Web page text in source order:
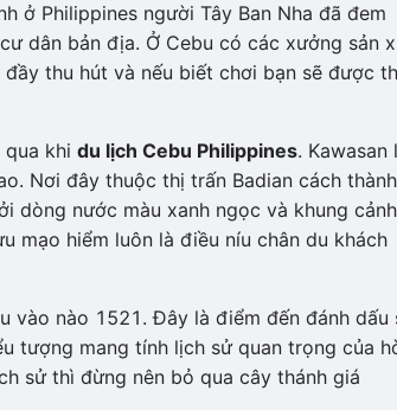
ở Philippines người Tây Ban Nha đã đem
dân bản địa. Ở Cebu có các xưởng sản
thu hút và nếu biết chơi bạn sẽ được
khi du lịch Cebu Philippines. Kawasan
Nơi đây thuộc thị trấn Badian cách thành
dòng nước màu xanh ngọc và khung cảnh
mạo hiểm luôn là điều níu chân du khách
vào nào 1521. Đây là điểm đến đánh dấu
tượng mang tính lịch sử quan trọng của
sử thì đừng nên bỏ qua cây thánh giá